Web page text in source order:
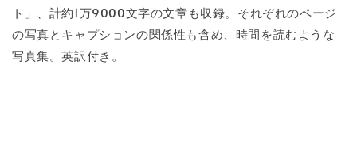
ト」、計約1万9000文字の文章も収録。それぞれのページ
の写真とキャプションの関係性も含め、時間を読むような
写真集。英訳付き。